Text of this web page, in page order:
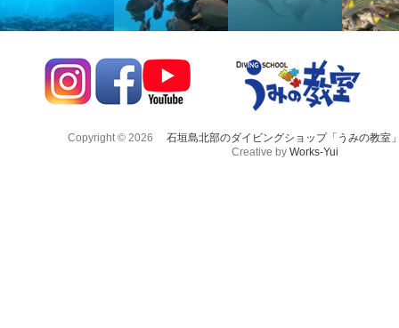
Copyright © 2026
石垣島北部のダイビングショップ「うみの教室
Creative by Works-Yui